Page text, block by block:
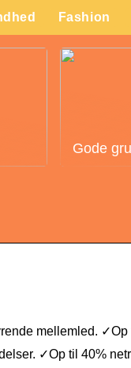
Fashion
Gode
mellemled. ✓Op
✓Op til 40%